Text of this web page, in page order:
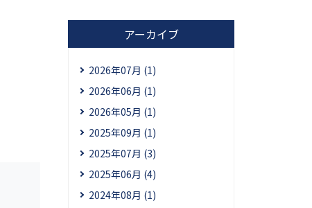
アーカイブ
2026年07月 (1)
2026年06月 (1)
2026年05月 (1)
2025年09月 (1)
2025年07月 (3)
2025年06月 (4)
2024年08月 (1)